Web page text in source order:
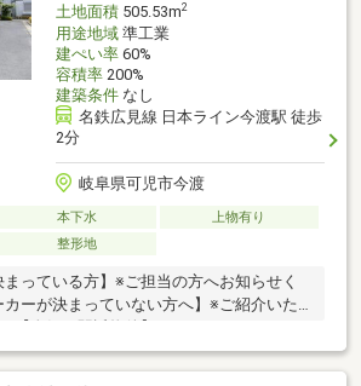
土地面積505.53m2
用途地域準工業
建ぺい率60%
容積率200%
建築条件なし
名鉄広見線 日本ライン今渡駅 徒歩
2分
岐阜県可児市今渡
本下水
上物有り
整形地
まっている方】※ご担当の方へお知らせく
ーが決まっていない方へ】※ご紹介いた
【人気の駅近物件】です。■ゆったり
があります。■北西角地・２方向に道路
ありません。多額の造成費は不要です。■